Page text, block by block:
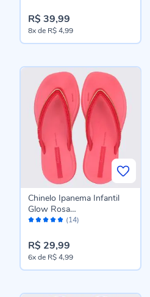
R$ 39,99
8xde R$ 4,99
Avaliação: (14)
Chinelo Ipanema Infantil
Glow Rosa
Medio/Rosa/Dourado
R$ 29,99
6xde R$ 4,99